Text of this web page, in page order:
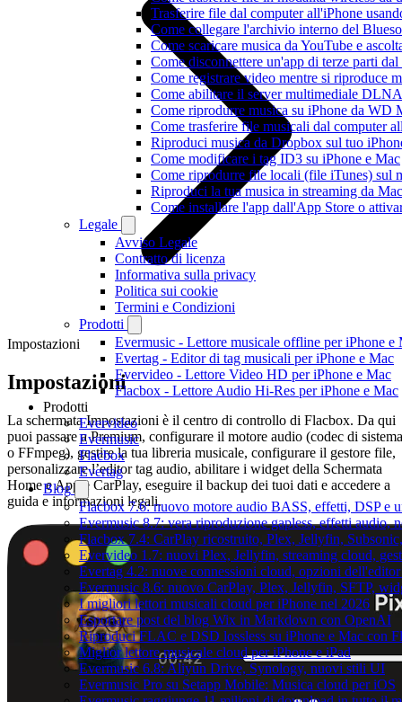
Trasferire file dal computer all'iPhone
Come collegare l'archivio interno del
Come scaricare musica da YouTube e
Come disconnettere un'app di terze parti
Come registrare video mentre si riproduce
Come abilitare il server multimediale
Come riprodurre musica su iPhone da WD
Come trasferire file musicali dal computer
Riproduci musica da Dropbox sul tuo
Come modificare i tag ID3 su iPhone e Mac
Come riprodurre file locali (file iTunes) sul
Riproduci la tua musica in streaming da
Come installare l'app dall'App Store o
Legale
Avviso Legale
Contratto di licenza
Informativa sulla privacy
Politica sui cookie
Termini e Condizioni
Prodotti
Evermusic - Lettore musicale offline per iPhone e
Evertag - Editor di tag musicali per iPhone e Mac
Evervideo - Lettore Video HD per iPhone e Mac
Flacbox - Lettore Audio Hi-Res per iPhone e Mac
Prodotti
Evervideo
Evermusic
Flacbox
Evertag
Blog
Flacbox 7.6: nuovo motore audio BASS, effetti, DSP e
Evermusic 8.7: vera riproduzione gapless, effetti audio,
Flacbox 7.4: CarPlay ricostruito, Plex, Jellyfin,
Evervideo 1.7: nuovi Plex, Jellyfin, streaming cloud,
Evertag 4.2: nuove connessioni cloud, opzioni dell'editor
Evermusic 8.6: nuovo CarPlay, Plex, Jellyfin, SFTP,
I migliori lettori musicali cloud per iPhone nel 2026
Esportare post del blog Wix in Markdown con OpenAI
Riproduci FLAC e DSD lossless su iPhone e Mac con
Miglior lettore musicale cloud per iPhone e iPad
Evermusic 6.8: Aliyun Drive, Synology, nuovi stili UI
Evermusic Pro su Setapp Mobile: Musica cloud per iOS
Impostazioni
Impostazioni
La schermata Impostazioni è il centro di controllo di Flacbox. Da qui
puoi passare a Premium, configurare il motore audio (codec di sistema
o FFmpeg), gestire la tua libreria musicale, configurare il gestore file,
personalizzare l’editor tag audio, abilitare i widget della Schermata
Home e Apple CarPlay, eseguire il backup dei tuoi dati e accedere a
guida e informazioni legali.